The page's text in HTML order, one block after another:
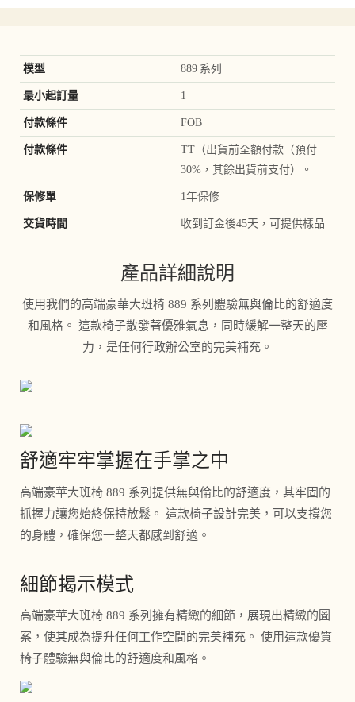
模型 889 系列
最小起訂量 1
付款條件 FOB
付款條件
TT（出貨前全額付款（預付
30%，其餘出貨前支付）。
保修單 1年保修
交貨時間 收到訂金後45天，可提供樣品
產品詳細說明
使用我們的高端豪華大班椅 889 系列體驗無與倫比的舒適度
和風格。 這款椅子散發著優雅氣息，同時緩解一整天的壓
力，是任何行政辦公室的完美補充。
舒適牢牢掌握在手掌之中
高端豪華大班椅 889 系列提供無與倫比的舒適度，其牢固的
抓握力讓您始終保持放鬆。 這款椅子設計完美，可以支撐您
的身體，確保您一整天都感到舒適。
細節揭示模式
高端豪華大班椅 889 系列擁有精緻的細節，展現出精緻的圖
案，使其成為提升任何工作空間的完美補充。 使用這款優質
椅子體驗無與倫比的舒適度和風格。